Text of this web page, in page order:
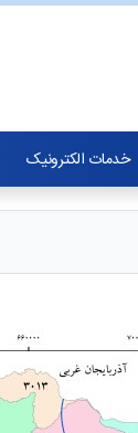
خدمات الکترونیک